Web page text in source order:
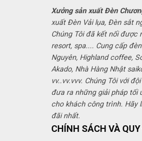
Xưởng sản xuất Đèn
xuất Đèn Vải lụa, Đèn sắt
Chúng Tôi đã kết nối được
resort, spa.... Cung cấp
Nguyên, Highland coffee,
Akado, Nhà Hàng Nhật
vv..vv.vvv. Chúng Tôi với
đưa ra những giải pháp tối
cho khách công trình. Hãy
đãi nhất.
CHÍNH SÁCH VÀ